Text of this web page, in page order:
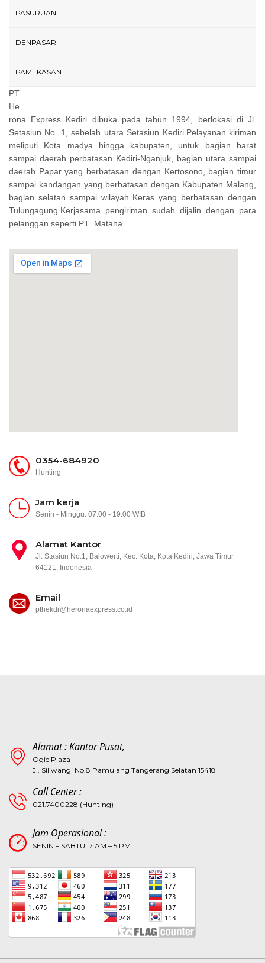
PASURUAN
DENPASAR
PAMEKASAN
PT
He
rona Express Kediri dibuka pada tahun 1994, berlokasi di Jl.
Setasiun No. 1, sebelah utara Setasiun Kediri.Pelayanan kiriman
meliputi Kota madya hingga kabupaten, untuk bagian barat
sampai daerah perbatasan Kediri-Nganjuk, bagian utara sampai
daerah Papar yang berbatasan dengan Kertosono, bagian timur
sampai kandangan yang berbatasan dengan Kabupaten Malang,
bagian selatan sampai wilayah Keras yang berbatasan dengan
Tulungagung.Kerjasama pengiriman sudah dijalin dengan para
pelanggan seperti PT Mataha
0354-684920
Hunting
Jam kerja
Senin - Minggu: 07:00 - 19:00 WIB
Alamat Kantor
Jl. Stasiun No.1, Balowerti, Kec. Kota, Kota Kediri, Jawa Timur
64121, Indonesia
Email
pthekdr@heronaexpress.co.id
Alamat : Kantor Pusat,
Ogie Plaza
Jl. Siliwangi No.8 Pamulang Tangerang Selatan 15418
Call Center :
021.7400228 (Hunting)
Jam Operasional :
SENIN – SABTU: 7 AM – 5 PM